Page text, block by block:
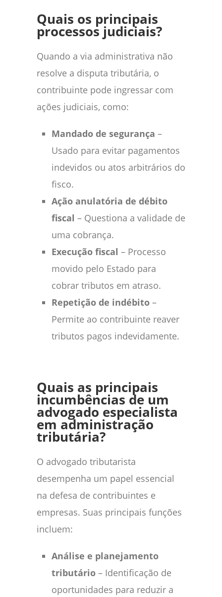
Quais os principais
processos judiciais?
Quando a via administrativa não
resolve a disputa tributária, o
contribuinte pode ingressar com
ações judiciais, como:
Mandado de segurança –
Usado para evitar pagamentos
indevidos ou atos arbitrários do
fisco.
Ação anulatória de débito
fiscal – Questiona a validade de
uma cobrança.
Execução fiscal – Processo
movido pelo Estado para
cobrar tributos em atraso.
Repetição de indébito –
Permite ao contribuinte reaver
tributos pagos indevidamente.
Quais as principais
incumbências de um
advogado especialista
em administração
tributária?
O advogado tributarista
desempenha um papel essencial
na defesa de contribuintes e
empresas. Suas principais funções
incluem:
Análise e planejamento
tributário – Identificação de
oportunidades para reduzir a